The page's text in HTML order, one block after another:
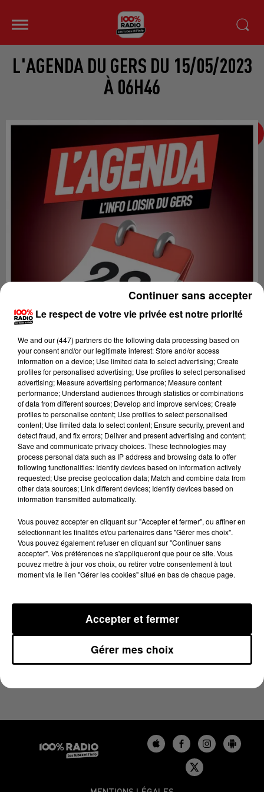
L'AGENDA DU GERS DU 15/05/2023
À 06H46
Lecture (1 min 14 sec)
100%
15 mai 2023 - 1 min 14 sec
L'AGENDA DU GERS DU 15/05/2023 À 06H46
Le respect de votre vie privée est notre priorité
We and our (447) partnersdo the following data processing based on
your consent and/or our legitimate interest: Store and/or access
information on a device; Use limited data to select advertising; Create
profiles for personalised advertising; Use profiles to select personalised
advertising; Measure advertising performance; Measure content
performance; Understand audiences through statistics or combinations
of data from different sources; Develop and improve services; Create
profiles to personalise content; Use profiles to select personalised
content; Use limited data to select content; Ensure security, prevent and
detect fraud, and fix errors; Deliver and present advertising and content;
Save and communicate privacy choices. These technologies may
process personal data such as IP address and browsing data to offer
following functionalities: Identify devices based on information actively
requested; Use precise geolocation data; Match and combine data from
other data sources; Link different devices; Identify devices based on
information transmitted automatically.
Vous pouvez accepter en cliquant sur "Accepter et fermer", ou affiner en
sélectionnant les finalités et/ou partenaires dans "Gérer mes choix".
Vous pouvez également refuser en cliquant sur "Continuer sans
accepter". Vos préférences ne s'appliqueront que pour ce site. Vous
pouvez mettre à jour vos choix, ou retirer votre consentement à tout
moment via le lien "Gérer les cookies" situé en bas de chaque page.
Gérer mes choix
Accepter et fermer
Continuer sans accepter